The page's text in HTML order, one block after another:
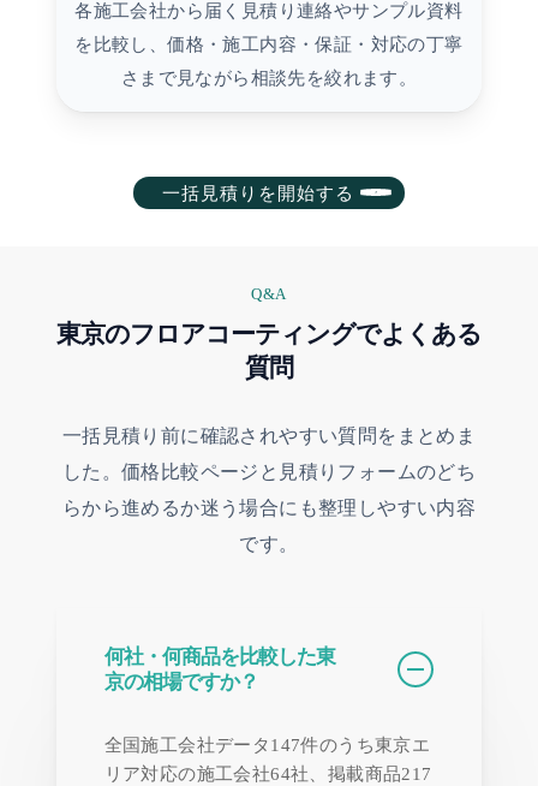
各施工会社から届く見積り連絡やサンプル資料
を比較し、価格・施工内容・保証・対応の丁寧
さまで見ながら相談先を絞れます。
一括見積りを開始する
Q&A
東京のフロアコーティングでよくある
質問
一括見積り前に確認されやすい質問をまとめま
した。価格比較ページと見積りフォームのどち
らから進めるか迷う場合にも整理しやすい内容
です。
何社・何商品を比較した東
京の相場ですか？
全国施工会社データ147件のうち東京エ
リア対応の施工会社64社、掲載商品217